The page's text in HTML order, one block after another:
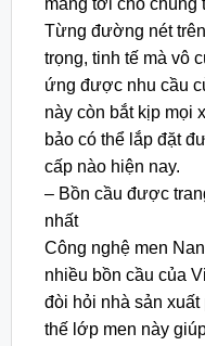
mang tới cho chúng
Từng đường nét
trọng, tinh tế mà vô
ứng được nhu cầu
này còn bắt kịp mọi
bảo có thể lắp đặt
cấp nào hiện nay.
– Bồn cầu được
nhất
Công nghệ men
nhiều bồn cầu của
đòi hỏi nhà sản
thế lớp men này